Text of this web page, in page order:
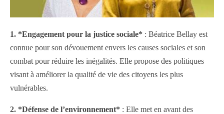
1. *Engagement pour la justice sociale* : Béatrice Bellay est
connue pour son dévouement envers les causes sociales et son
combat pour réduire les inégalités. Elle propose des politiques
visant à améliorer la qualité de vie des citoyens les plus
vulnérables.
2. *Défense de l’environnement* : Elle met en avant des